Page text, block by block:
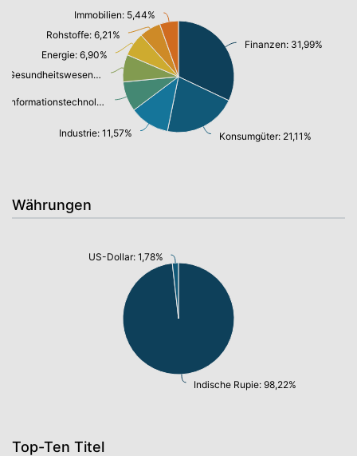
Finanzen: 31,99%
Konsumgüter: 21,11%
Industrie: 11,57%
Informationstechnologie/ Telekommunikation: 8,67%
Gesundheitswesen: 7,93%
Energie: 6,90%
Rohstoffe: 6,21%
Immobilien: 5,44%
Währungen
Indische Rupie: 98,22%
US-Dollar: 1,78%
Top-Ten Titel